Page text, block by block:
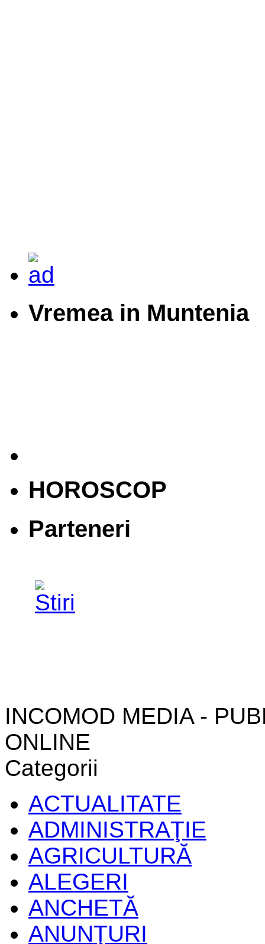
Vremea in Muntenia
HOROSCOP
Parteneri
INCOMOD MEDIA -
ONLINE
Categorii
ACTUALITATE
ADMINISTRAŢIE
AGRICULTURĂ
ALEGERI
ANCHETĂ
ANUNŢURI